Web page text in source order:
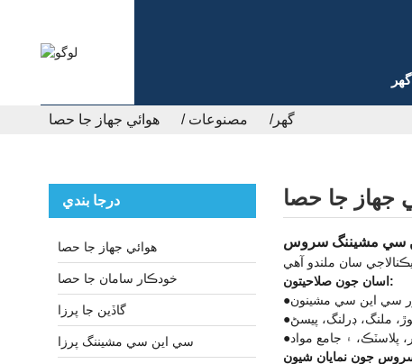
گھر
گھر مصنوعات هوائي جهاز جا حصا
درجا بندي
هوائي جهاز جا حصا
خودڪار سامان جا حصا
گاڏين جا پرزا
سي اين سي مشيننگ پرزا
جهاز جا حصا
سي مشيننگ سروس
اسان جون صلاحيتون:
●
●
●پلاسٽڪ، ۽ جامع مواد